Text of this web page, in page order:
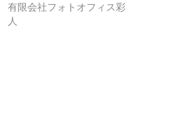
有限会社フォトオフィス彩
人